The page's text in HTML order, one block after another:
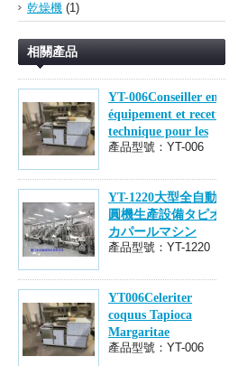
乾燥機 (1)
相關產品
YT-006Conseiller en
équipement et recette
technique pour les
perles de tapioca à
產品型號：YT-006
YT-1220大型全自動粉
圓機生產設備タピオ
カパールマシン
產品型號：YT-1220
YT006Celeriter
coquus Tapioca
Margaritae
Equipment
產品型號：YT-006